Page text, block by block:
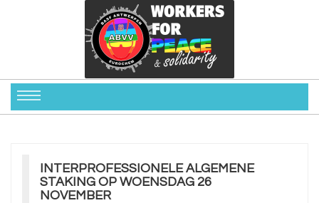
INTERPROFESSIONELE ALGEMENE
STAKING OP WOENSDAG 26
NOVEMBER